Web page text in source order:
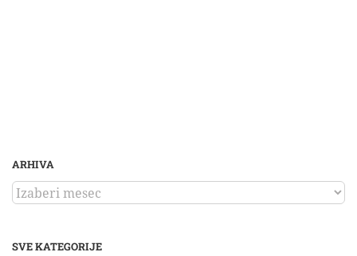
ARHIVA
ARHIVA
SVE KATEGORIJE